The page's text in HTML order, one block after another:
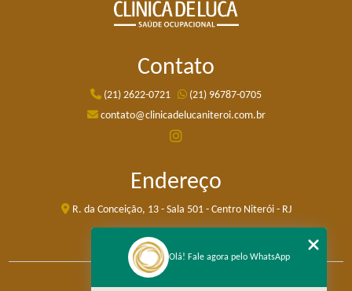
Contato
(21) 2622-0721
(21) 96787-0705
contato@clinicadelucaniteroi.com.br
Endereço
R. da Conceição, 13 - Sala 501 - Centro Niterói - RJ
Olá! Fale agora pelo WhatsApp